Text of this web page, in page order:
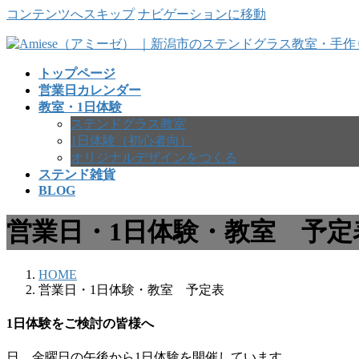
コンテンツへスキップ ナビゲーションに移動
トップページ
営業日カレンダー
教室・1日体験
ステンドグラス教室
1日体験（初心者向）
オリジナルデザインをつくる
ステンド雑貨
BLOG
営業日・1日体験・教室 予定
HOME
営業日・1日体験・教室 予定表
1日体験をご検討の皆様へ